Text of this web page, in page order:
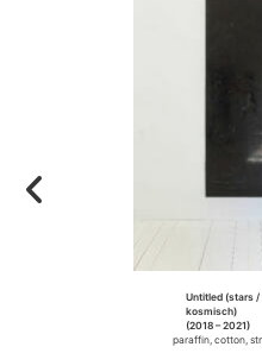
Untitled (stars /
kosmisch)
(2018 – 2021)
paraffin, cotton,